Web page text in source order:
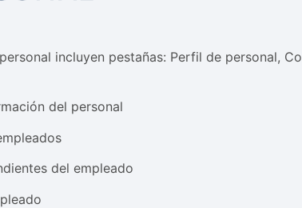
incluyen pestañas: Perfil de personal,
del personal
del empleado